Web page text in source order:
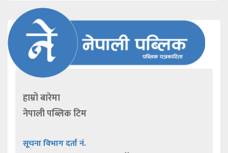
हाम्रो बारेमा
नेपाली पब्लिक टिम
सूचना विभाग दर्ता नं.